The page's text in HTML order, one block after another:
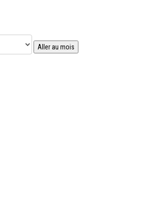
Aller au mois